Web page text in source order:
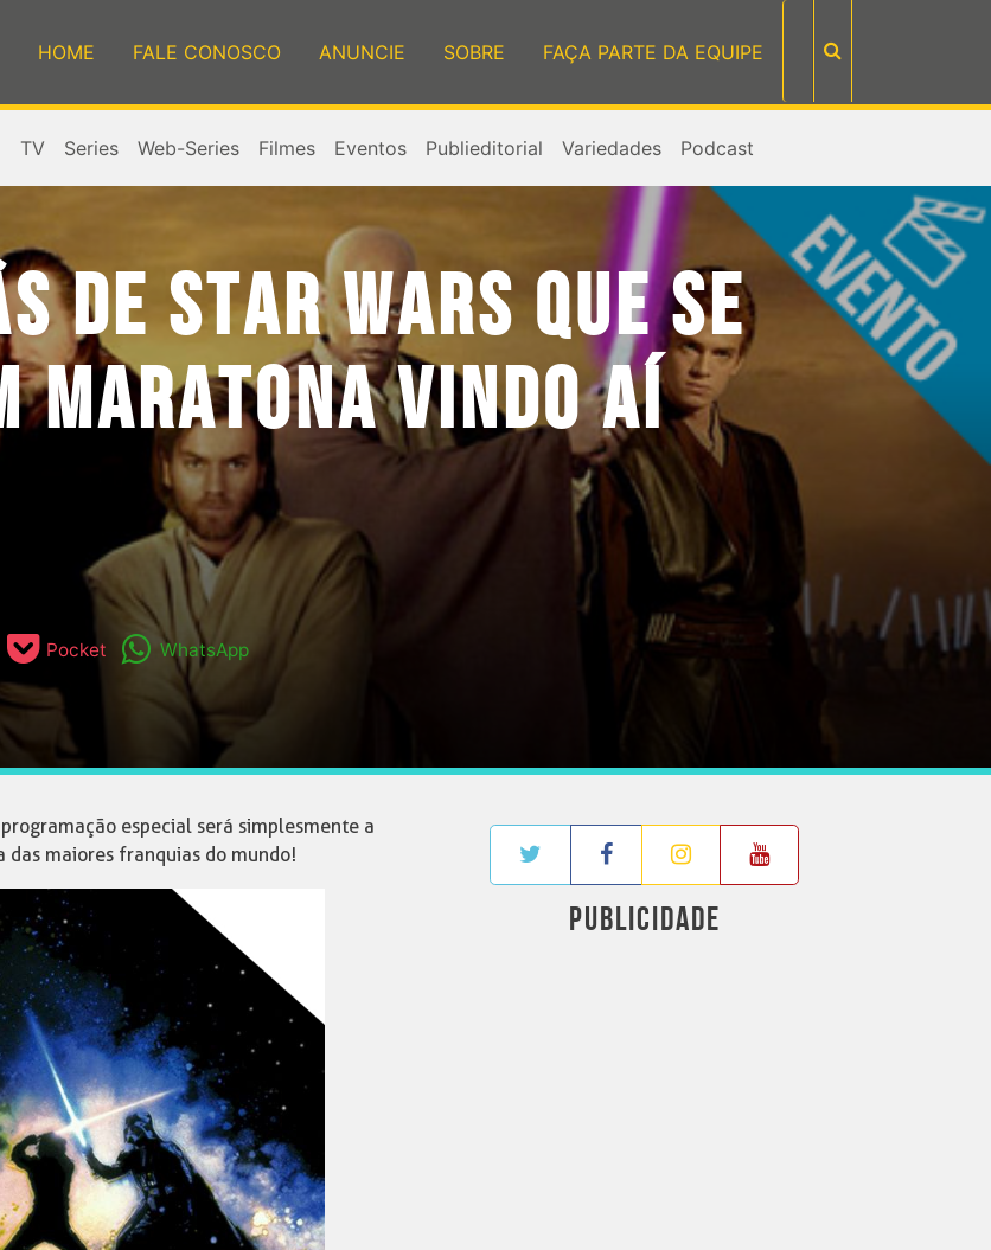
HOME FALE CONOSCO ANUNCIE SOBRE FAÇA PARTE DA EQUIPE
TV Series Web-Series Filmes Eventos Publieditorial Variedades Podcast
DE STAR WARS QUE SE
MARATONA VINDO AÍ
Pocket WhatsApp
especial será simplesmente a
das maiores franquias do mundo!
PUBLICIDADE